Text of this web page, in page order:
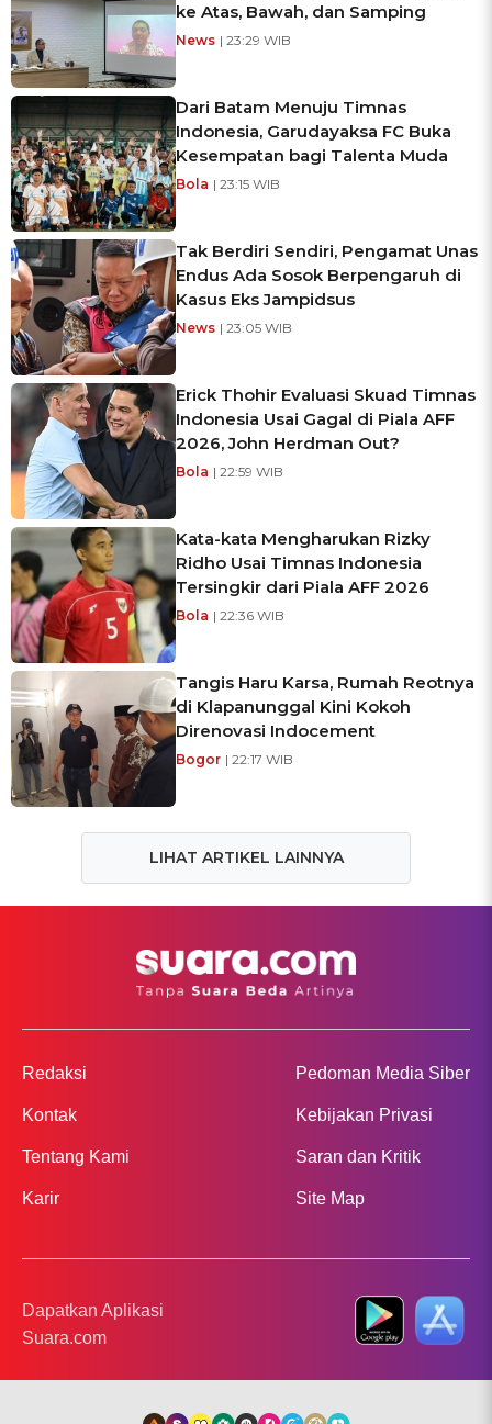
ke Atas, Bawah, dan Samping
News | 23:29 WIB
Dari Batam Menuju Timnas
Indonesia, Garudayaksa FC Buka
Kesempatan bagi Talenta Muda
Bola | 23:15 WIB
Tak Berdiri Sendiri, Pengamat Unas
Endus Ada Sosok Berpengaruh di
Kasus Eks Jampidsus
News | 23:05 WIB
Erick Thohir Evaluasi Skuad Timnas
Indonesia Usai Gagal di Piala AFF
2026, John Herdman Out?
Bola | 22:59 WIB
Kata-kata Mengharukan Rizky
Ridho Usai Timnas Indonesia
Tersingkir dari Piala AFF 2026
Bola | 22:36 WIB
Tangis Haru Karsa, Rumah Reotnya
di Klapanunggal Kini Kokoh
Direnovasi Indocement
Bogor | 22:17 WIB
LIHAT ARTIKEL LAINNYA
Redaksi
Kontak
Tentang Kami
Karir
Pedoman Media Siber
Kebijakan Privasi
Saran dan Kritik
Site Map
Dapatkan Aplikasi
Suara.com